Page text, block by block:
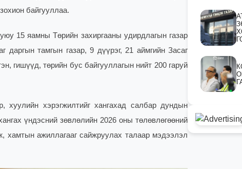
байгууллаа.
15 яамны Төрийн захиргааны удирдлагын газар
даргын тамгын газар, 9 дүүрэг, 21 аймгийн Засаг
гишүүд, төрийн бус байгууллагын нийт 200 гаруй
хуулийн хэрэгжилтийг хангахад салбар дундын
үндэсний зөвлөлийн 2026 оны төлөвлөгөөний
хамтын ажиллагааг сайжруулах талаар мэдээлэл